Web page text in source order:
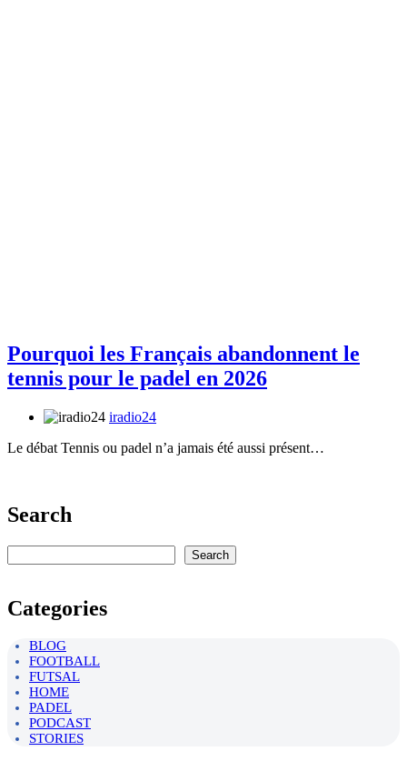
Pourquoi les Français abandonnent le
tennis pour le padel en 2026
iradio24
Le débat Tennis ou padel n’a jamais été aussi présent…
Search
Search
Categories
BLOG
FOOTBALL
FUTSAL
HOME
PADEL
PODCAST
STORIES